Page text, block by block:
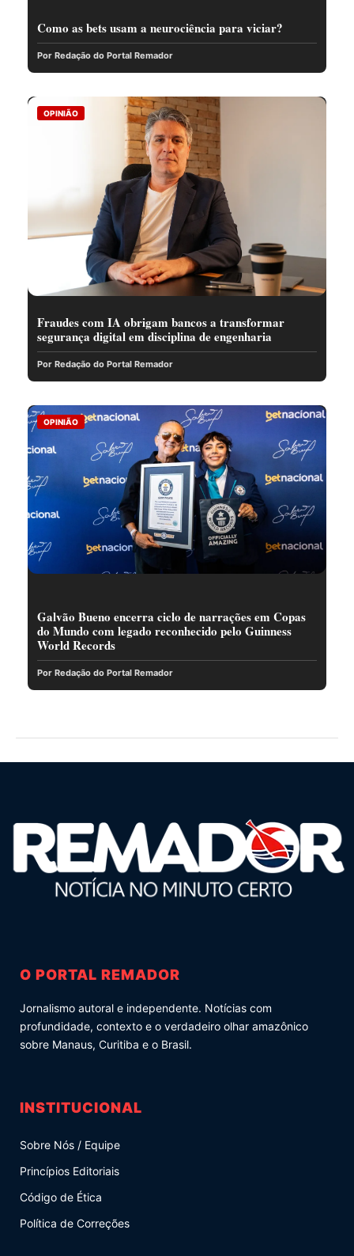
Como as bets usam a neurociência para viciar?
Por Redação do Portal Remador
OPINIÃO
Fraudes com IA obrigam bancos a transformar
segurança digital em disciplina de engenharia
Por Redação do Portal Remador
OPINIÃO
Galvão Bueno encerra ciclo de narrações em Copas
do Mundo com legado reconhecido pelo Guinness
World Records
Por Redação do Portal Remador
O PORTAL REMADOR
Jornalismo autoral e independente. Notícias com
profundidade, contexto e o verdadeiro olhar amazônico
sobre Manaus, Curitiba e o Brasil.
INSTITUCIONAL
Sobre Nós / Equipe
Princípios Editoriais
Código de Ética
Política de Correções